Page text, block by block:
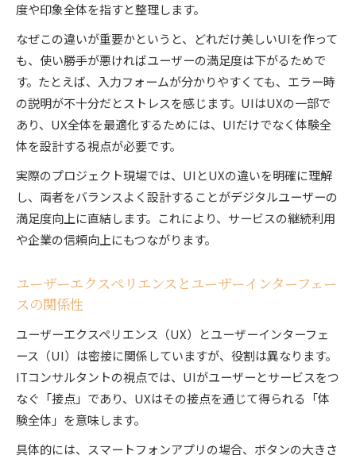
度や印象全体を指すと整理します。
なぜこの違いが重要かというと、どれだけ美しいUIを作って
も、使い勝手が悪ければユーザーの満足度は下がるためで
す。たとえば、入力フォームが分かりやすくても、エラー時
の説明が不十分だとストレスを感じます。UIはUXの一部で
あり、UX全体を最適化するためには、UIだけでなく体験全
体を設計する視点が必要です。
実際のプロジェクト現場では、UIとUXの違いを明確に理解
し、両者をバランスよく設計することがデジタルユーザーの
満足度向上に直結します。これにより、サービスの継続利用
や企業の信頼向上にもつながります。
ユーザーエクスペリエンスとユーザーインターフェー
スの関係性
ユーザーエクスペリエンス（UX）とユーザーインターフェ
ース（UI）は密接に関係していますが、役割は異なります。
ITコンサルタントの視点では、UIがユーザーとサービスをつ
なぐ「接点」であり、UXはその接点を通じて得られる「体
験全体」を意味します。
具体的には、スマートフォンアプリの場合、ボタンの大きさ